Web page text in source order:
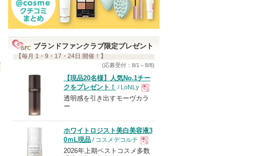
ブランドファンクラブ限定プレゼント
【毎月 1・9・17・24日 開催！】
(応募受付：8/1～8/8)
【現品20名様】人気No.1チー
クをプレゼント！ / LoNLy
現
品
透明感を引き出すモーヴカラ
ー
ホワイトロジスト美白美容液3
0ｍL現品 / コスメデコルテ
現
2026年上期ベストコスメ多数